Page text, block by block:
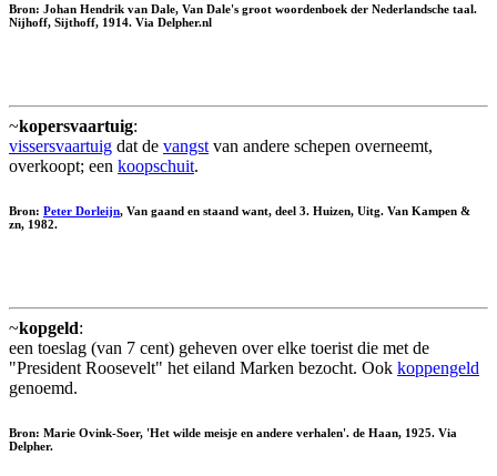
Bron: Johan Hendrik van Dale, Van Dale's groot woordenboek der Nederlandsche taal.
Nijhoff, Sijthoff, 1914. Via Delpher.nl
~kopersvaartuig:
vissersvaartuig dat de vangst van andere schepen overneemt,
overkoopt; een koopschuit.
Bron: Peter Dorleijn, Van gaand en staand want, deel 3. Huizen, Uitg. Van Kampen &
zn, 1982.
~kopgeld:
een toeslag (van 7 cent) geheven over elke toerist die met de
"President Roosevelt" het eiland Marken bezocht. Ook koppengeld
genoemd.
Bron: Marie Ovink-Soer, 'Het wilde meisje en andere verhalen'. de Haan, 1925. Via
Delpher.